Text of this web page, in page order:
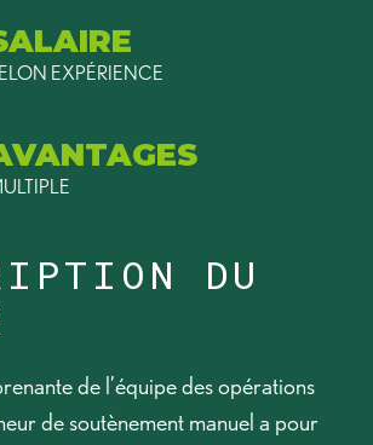
EXPÉRIENCE
DU
de l’équipe des opérations
de soutènement manuel a pour